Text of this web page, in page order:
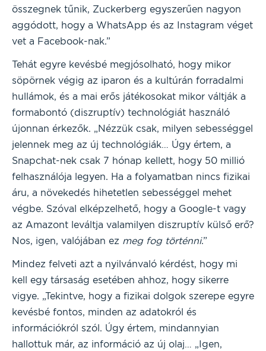
összegnek tűnik, Zuckerberg egyszerűen nagyon
aggódott, hogy a WhatsApp és az Instagram véget
vet a Facebook-nak.”
Tehát egyre kevésbé megjósolható, hogy mikor
söpörnek végig az iparon és a kultúrán forradalmi
hullámok, és a mai erős játékosokat mikor váltják a
formabontó (diszruptív) technológiát használó
újonnan érkezők. „Nézzük csak, milyen sebességgel
jelennek meg az új technológiák… Úgy értem, a
Snapchat-nek csak 7 hónap kellett, hogy 50 millió
felhasználója legyen. Ha a folyamatban nincs fizikai
áru, a növekedés hihetetlen sebességgel mehet
végbe. Szóval elképzelhető, hogy a Google-t vagy
az Amazont leváltja valamilyen diszruptív külső erő?
Nos, igen, valójában ez meg fog történni.”
Mindez felveti azt a nyilvánvaló kérdést, hogy mi
kell egy társaság esetében ahhoz, hogy sikerre
vigye. „Tekintve, hogy a fizikai dolgok szerepe egyre
kevésbé fontos, minden az adatokról és
információkról szól. Úgy értem, mindannyian
hallottuk már, az információ az új olaj… „Igen,